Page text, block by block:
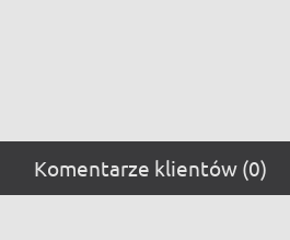
Komentarze klientów (0)